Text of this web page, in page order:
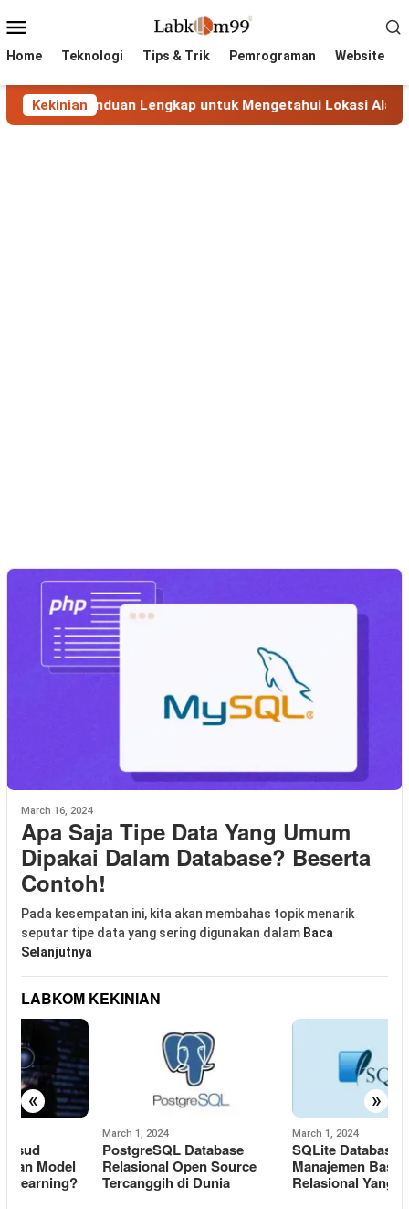
to
Menu
Home Teknologi Tips & Trik Pemrograman Website
Kekinian
IP: Panduan Lengkap untuk Mengetahui Lokasi Alamat IP
March 16, 2024
Apa Saja Tipe Data Yang Umum
Dipakai Dalam Database? Beserta
Contoh!
Pada kesempatan ini, kita akan membahas topik menarik
seputar tipe data yang sering digunakan dalam Baca
Selanjutnya
LABKOM KEKINIAN
« »
PostgreSQL Database
Relasional Open Source
Tercanggih di Dunia
SQLite Database: Sistem
Manajemen Basis Data
Relasional Yang Ringan